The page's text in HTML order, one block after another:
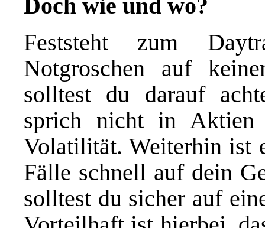
Doch wie und wo?
Feststeht zum
Notgroschen auf
solltest du darauf
sprich nicht in Aktien
Volatilität. Weiterhin ist
Fälle schnell auf dein
solltest du sicher auf